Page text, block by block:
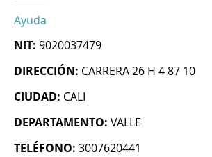
Ayuda
NIT: 9020037479
DIRECCIÓN: CARRERA 26 H 4 87 10
CIUDAD: CALI
DEPARTAMENTO: VALLE
TELÉFONO: 3007620441